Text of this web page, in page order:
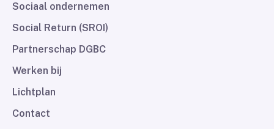
Sociaal ondernemen
Social Return (SROI)
Partnerschap DGBC
Werken bij
Lichtplan
Contact